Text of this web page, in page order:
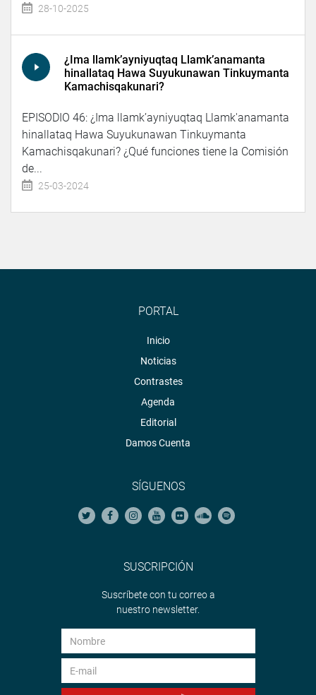
28-10-2025
¿Ima llamk’ayniyuqtaq Llamk’anamanta
hinallataq Hawa Suyukunawan Tinkuymanta
Kamachisqakunari?
EPISODIO 46: ¿Ima llamk’ayniyuqtaq Llamk'anamanta
hinallataq Hawa Suyukunawan Tinkuymanta
Kamachisqakunari? ¿Qué funciones tiene la Comisión
de...
25-03-2024
PORTAL
Inicio
Noticias
Contrastes
Agenda
Editorial
Damos Cuenta
SÍGUENOS
SUSCRIPCIÓN
Suscríbete con tu correo a
nuestro newsletter.